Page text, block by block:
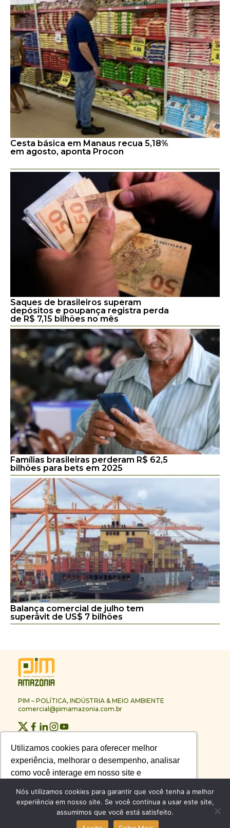
Utilizamos cookies para oferecer melhor
experiência, melhorar o desempenho, analisar
como você interage em nosso site e
Recusar Cookies Aceitar Cookies
Utilizamos cookies para oferecer melhor
experiência, melhorar o desempenho, analisar
como você interage em nosso site e
Recusar Cookies Aceitar Cookies
Cesta básica em Manaus recua 5,18%
em agosto, aponta Procon
Saques de brasileiros superam
depósitos e poupança registra perda
de R$ 7,15 bilhões no mês
Famílias brasileiras perderam R$ 62,5
bilhões para bets em 2025
Balança comercial de julho tem
superávit de US$ 7 bilhões
PIM – POLÍTICA, INDÚSTRIA & MEIO AMBIENTE
comercial@pimamazonia.com.br
Contato
Publicidade
Melhores Empresas
Circuito PIM Amazônia
© PIM – POLÍTICA, INDÚSTRIA & MEIO AMBIENTE 2026
Nós utilizamos cookies para garantir que você tenha a melhor
experiência em nosso site. Se você continua a usar este site,
assumimos que você está satisfeito.